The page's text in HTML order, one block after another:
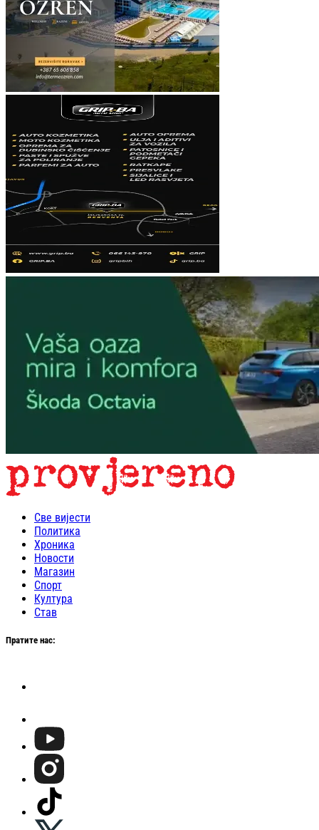
Све вијести
Политика
Хроника
Новости
Магазин
Спорт
Култура
Став
Пратите нас: